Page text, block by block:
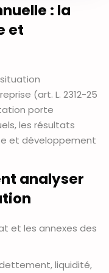
: la
et
situation
(art. L. 2312-25
porte
les résultats
et développement
analyser
et les annexes des
liquidité,